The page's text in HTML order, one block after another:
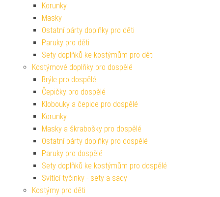
Korunky
Masky
Ostatní párty doplňky pro děti
Paruky pro děti
Sety doplňků ke kostýmům pro děti
Kostýmové doplňky pro dospělé
Brýle pro dospělé
Čepičky pro dospělé
Klobouky a čepice pro dospělé
Korunky
Masky a škrabošky pro dospělé
Ostatní párty doplňky pro dospělé
Paruky pro dospělé
Sety doplňků ke kostýmům pro dospělé
Svítící tyčinky - sety a sady
Kostýmy pro děti